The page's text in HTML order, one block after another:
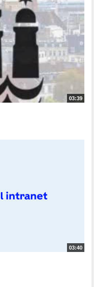
03:39
03:40